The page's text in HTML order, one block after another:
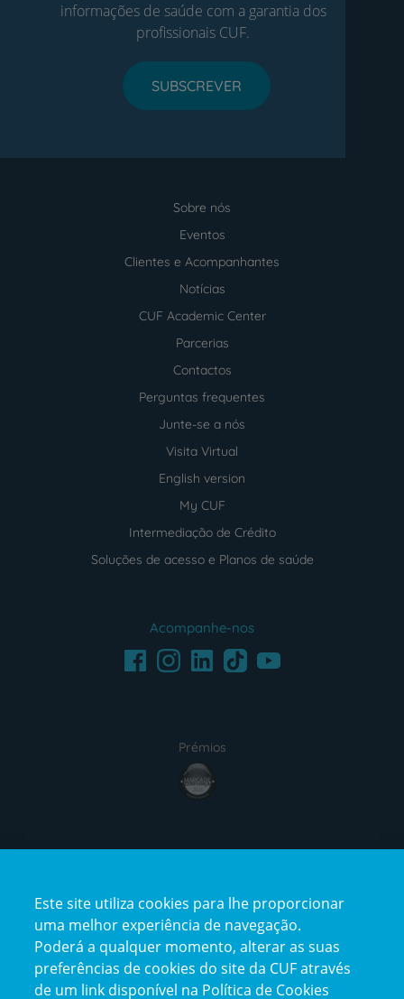
informações de saúde com a garantia dos
profissionais CUF.
SUBSCREVER
Sobre nós
Eventos
Clientes e Acompanhantes
Notícias
CUF Academic Center
Parcerias
Contactos
Perguntas frequentes
Junte-se a nós
Visita Virtual
English version
My CUF
Intermediação de Crédito
Soluções de acesso e Planos de saúde
Acompanhe-nos
FacebookInstagramLinkedInTikTokYoutube
Prémios
award4
certification2certification3
Este site utiliza cookies para lhe proporcionar
uma melhor experiência de navegação.
Poderá a qualquer momento, alterar as suas
preferências de cookies do site da CUF através
de um link disponível na Política de Cookies